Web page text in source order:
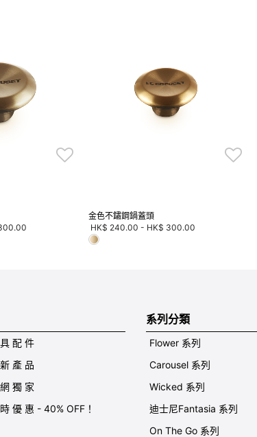
金色不鏽鋼鍋蓋頭
HK$ 240.00 - HK$ 300.00
配 件
產 品
獨 家
優 惠 - 40% OFF！
系列分類
Flower 系列
Carousel 系列
Wicked 系列
迪士尼Fantasia 系列
On The Go 系列